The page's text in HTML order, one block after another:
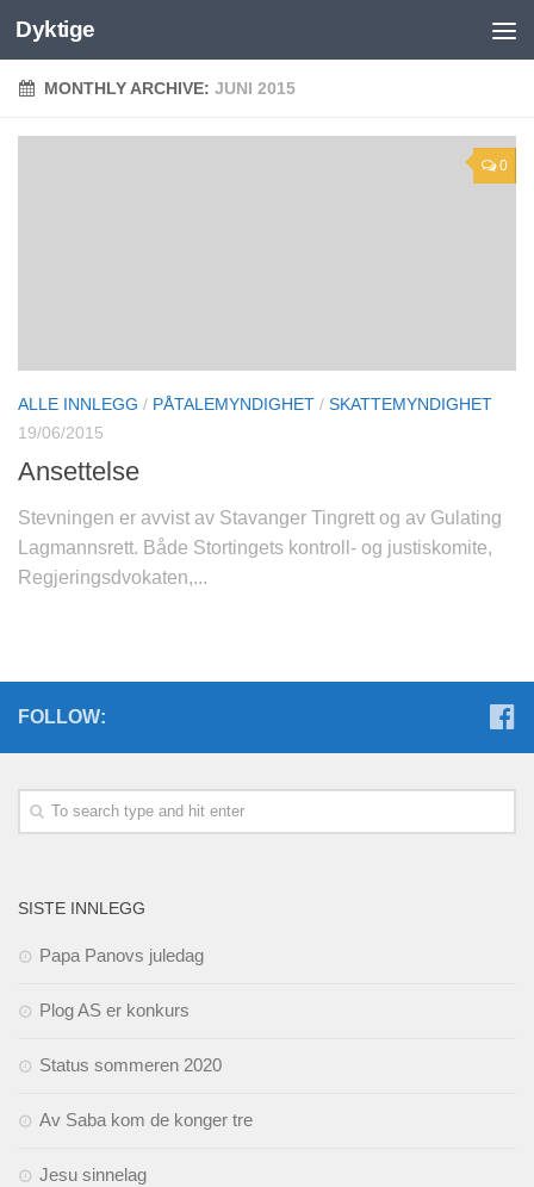
Dyktige
MONTHLY ARCHIVE: JUNI 2015
0
ALLE INNLEGG / PÅTALEMYNDIGHET / SKATTEMYNDIGHET
19/06/2015
Ansettelse
Stevningen er avvist av Stavanger Tingrett og av Gulating
Lagmannsrett. Både Stortingets kontroll- og justiskomite,
Regjeringsdvokaten,...
FOLLOW:
SISTE INNLEGG
Papa Panovs juledag
Plog AS er konkurs
Status sommeren 2020
Av Saba kom de konger tre
Jesu sinnelag